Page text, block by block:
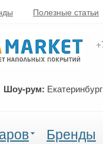
Полезные статьи
Шоу-рум:
Бренды